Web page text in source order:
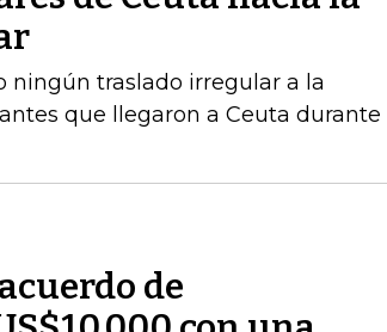
ningún traslado irregular a la
que llegaron a Ceuta durante
de